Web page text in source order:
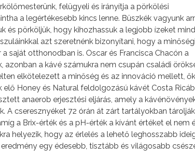
felügyeli és irányítja a pörkölési
a legértékesebb kincs lenne. Büszkék vagyunk
pörköljük, hogy kihozhassuk a legjobb ízeket
azt szeretnénk bizonyítani, hogy a
saját otthonodban is. Oscar és Francisca Chacón a
a kávé számukra nem csupán családi
elkötelezett a minőség és az innováció mellett,
Honey és Natural feldolgozású kávét Costa
anaerob erjesztési eljárás, amely a
A cseresznyéket 72 órán át zárt tartályokban
a Brix-érték és a pH-érték a kívánt értéket el nem
helyezik, hogy az érlelés a lehető leghosszabb
egy édesebb, tisztább és világosabb